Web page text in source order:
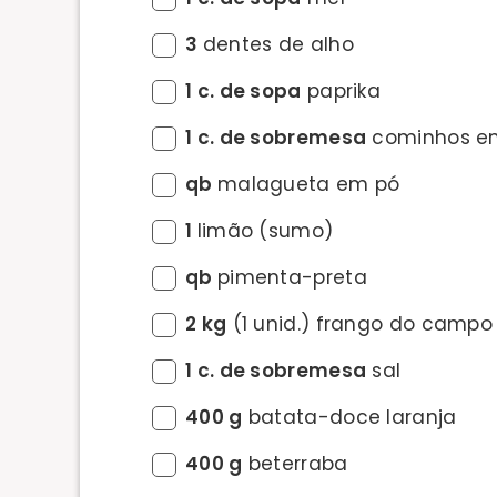
3 dentes de alho
1 c. de sopa paprika
1 c. de sobremesa cominhos
qb malagueta em pó
1 limão (sumo)
qb pimenta-preta
2 kg (1 unid.) frango do campo
1 c. de sobremesa sal
400 g batata-doce laranja
400 g beterraba